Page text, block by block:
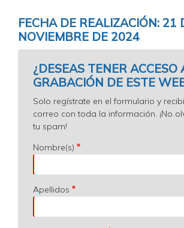
FECHA DE REALIZACIÓN: 21
NOVIEMBRE DE 2024
¿DESEAS TENER ACCESO
GRABACIÓN DE ESTE
Solo regístrate en el formulario y
correo con toda la información. ¡No
tu spam!
Nombre(s)
Apellidos